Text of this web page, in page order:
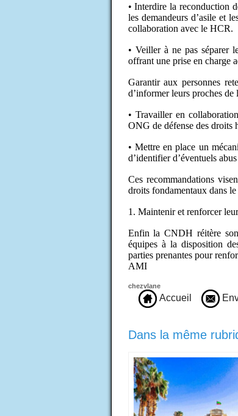
• Interdire la reconduction
les demandeurs d’asile et
collaboration avec le HCR.
• Veiller à ne pas séparer
offrant une prise en charge
Garantir aux personnes
d’informer leurs proches de
• Travailler en
ONG de défense des droits
• Mettre en place un
d’identifier d’éventuels
Ces recommandations
droits fondamentaux dans
1. Maintenir et renforcer
Enfin la CNDH réitère
équipes à la disposition
parties prenantes pour
AMI
chezvlane
Accueil
Dans la même